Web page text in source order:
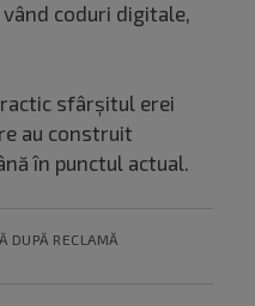
coduri digitale,
sfârșitul erei
au construit
în punctul actual.
DUPĂ RECLAMĂ